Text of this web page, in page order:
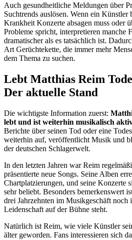
Auch gesundheitliche Meldungen über
Suchtrends auslösen. Wenn ein Künstler
Krankheit Konzerte absagen muss oder
Probleme spricht, interpretieren manche
dramatischer als es tatsächlich ist.
Art Gerüchtekette, die immer mehr
dem Thema zu suchen.
Lebt Matthias Reim
Der aktuelle Stand
Die wichtigste Information zuerst:
lebt und ist weiterhin musikalisch
Berichte über seinen Tod oder eine
weiterhin auf, veröffentlicht Musik und
der deutschen Schlagerwelt.
In den letzten Jahren war Reim
präsentierte neue Songs. Seine Alben
Chartplatzierungen, und seine Konzerte
sehr beliebt. Besonders bemerkenswert
drei Jahrzehnten im Musikgeschäft noch
Leidenschaft auf der Bühne steht.
Natürlich ist Reim, wie viele Künstler
älter geworden. Fans interessieren sich